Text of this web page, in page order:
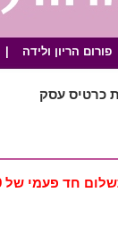
פורום הריון ולידה
כרטיס עסק
חד פעמי של 199 ש"ח בלבד